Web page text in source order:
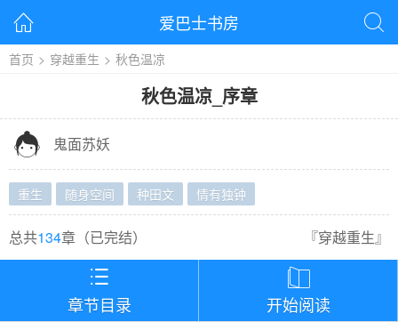
 爱巴士书房 
首页 > 穿越重生 > 秋色温凉
秋色温凉_ 序章
 鬼面苏妖
重生 随身空间 种田文 情有独钟
总共134章（已完结） 『穿越重生』

章节目录

开始阅读